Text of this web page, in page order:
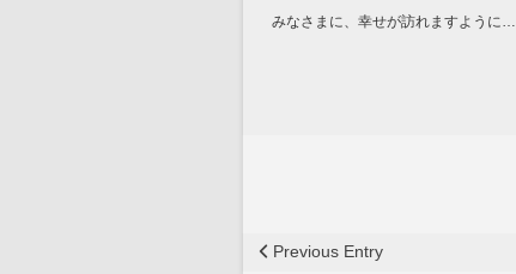
みなさまに、幸せが訪れますように…
Previous Entry